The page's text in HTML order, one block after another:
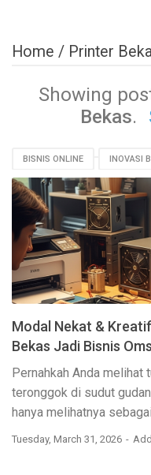
Home / Printer
Showing
Bekas.
BISNIS ONLINE INOVASI
PELUANG USAHA
Modal Nekat &
Bekas Jadi Bisnis
Pernahkah Anda melihat
teronggok di sudut
hanya melihatnya
Tuesday, March 31, 2026